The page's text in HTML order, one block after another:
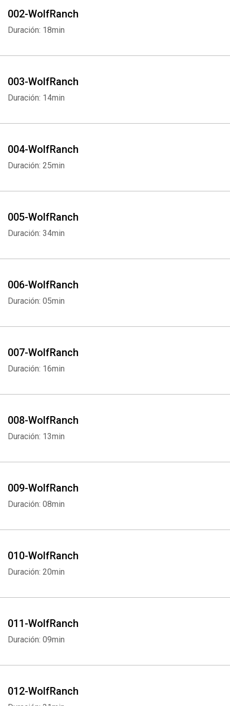
002-WolfRanch
Duración: 18min
003-WolfRanch
Duración: 14min
004-WolfRanch
Duración: 25min
005-WolfRanch
Duración: 34min
006-WolfRanch
Duración: 05min
007-WolfRanch
Duración: 16min
008-WolfRanch
Duración: 13min
009-WolfRanch
Duración: 08min
010-WolfRanch
Duración: 20min
011-WolfRanch
Duración: 09min
012-WolfRanch